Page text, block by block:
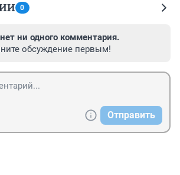
0
ни одного комментария.
обсуждение первым!
Отправить